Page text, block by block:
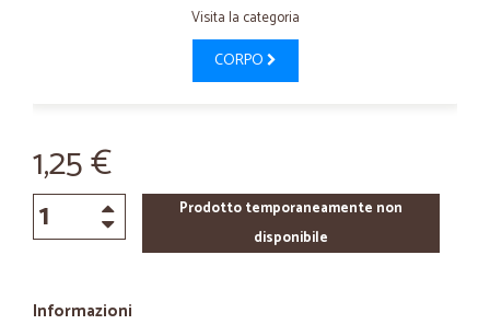
Visita la categoria
CORPO
1,25 €
Prodotto temporaneamente non
disponibile
Informazioni